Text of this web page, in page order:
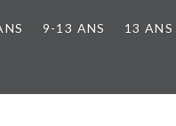
9-13 ANS 13 ANS